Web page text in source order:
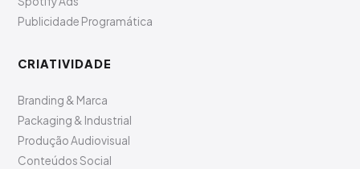
Publicidade Programática
CRIATIVIDADE
Branding & Marca
Packaging & Industrial
Produção Audiovisual
Conteúdos Social